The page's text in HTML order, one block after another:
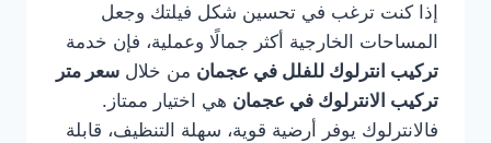
إذا كنت ترغب في تحسين شكل فيلتك وجعل
المساحات الخارجية أكثر جمالًا وعملية، فإن خدمة
تركيب انترلوك للفلل في عجمان من خلال سعر متر
تركيب الانترلوك في عجمان هي اختيار ممتاز.
فالانترلوك يوفر أرضية قوية، سهلة التنظيف، قابلة